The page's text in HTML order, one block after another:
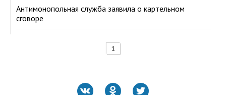
Антимонопольная служба заявила о картельном
сговоре
1